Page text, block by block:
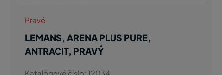
Pravé
LEMANS, ARENA PLUS PURE,
ANTRACIT, PRAVÝ
Katalógové číslo: 12034